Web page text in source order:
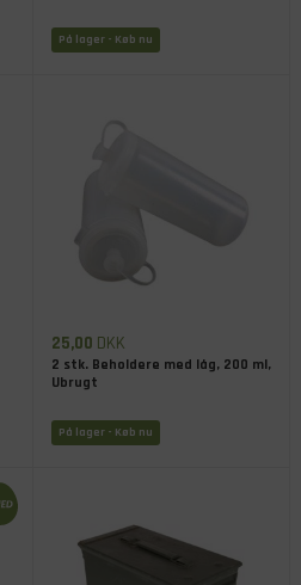
På lager - Køb nu
25,00 DKK
2 stk. Beholdere med låg, 200 ml,
Ubrugt
På lager - Køb nu